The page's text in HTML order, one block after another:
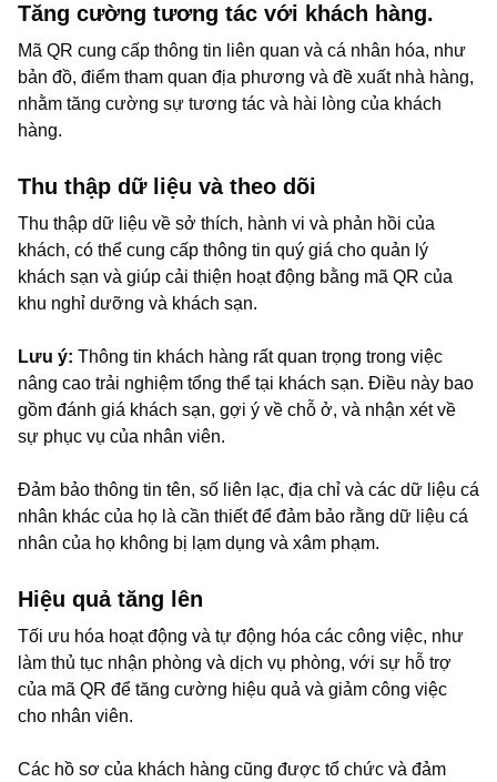
Tăng cường tương tác với khách hàng.
Mã QR cung cấp thông tin liên quan và cá nhân hóa, như
bản đồ, điểm tham quan địa phương và đề xuất nhà hàng,
nhằm tăng cường sự tương tác và hài lòng của khách
hàng.
Thu thập dữ liệu và theo dõi
Thu thập dữ liệu về sở thích, hành vi và phản hồi của
khách, có thể cung cấp thông tin quý giá cho quản lý
khách sạn và giúp cải thiện hoạt động bằng mã QR của
khu nghỉ dưỡng và khách sạn.
Lưu ý: Thông tin khách hàng rất quan trọng trong việc
nâng cao trải nghiệm tổng thể tại khách sạn. Điều này bao
gồm đánh giá khách sạn, gợi ý về chỗ ở, và nhận xét về
sự phục vụ của nhân viên.
Đảm bảo thông tin tên, số liên lạc, địa chỉ và các dữ liệu cá
nhân khác của họ là cần thiết để đảm bảo rằng dữ liệu cá
nhân của họ không bị lạm dụng và xâm phạm.
Hiệu quả tăng lên
Tối ưu hóa hoạt động và tự động hóa các công việc, như
làm thủ tục nhận phòng và dịch vụ phòng, với sự hỗ trợ
của mã QR để tăng cường hiệu quả và giảm công việc
cho nhân viên.
Các hồ sơ của khách hàng cũng được tổ chức và đảm